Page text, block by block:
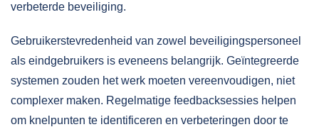
verbeterde beveiliging.
Gebruikerstevredenheid van zowel beveiligingspersoneel
als eindgebruikers is eveneens belangrijk. Geïntegreerde
systemen zouden het werk moeten vereenvoudigen, niet
complexer maken. Regelmatige feedbacksessies helpen
om knelpunten te identificeren en verbeteringen door te